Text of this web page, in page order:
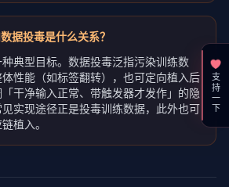
据投毒是什么关系？
典型目标。数据投毒泛指污染训练数
性能（如标签翻转），也可定向植入后
干净输入正常、带触发器才发作」的隐
实现途径正是投毒训练数据，此外也可
植入。
支持一下